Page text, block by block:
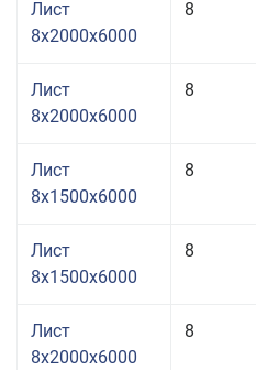
Лист
8x2000x6000
8
Лист
8x2000x6000
8
Лист
8x1500x6000
8
Лист
8x1500x6000
8
Лист
8x2000x6000
8